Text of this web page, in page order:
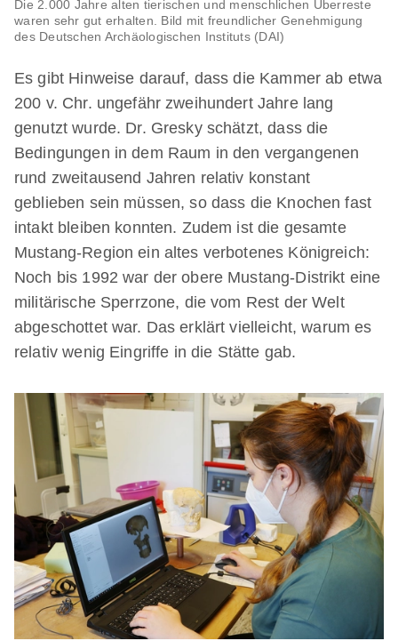
Die 2.000 Jahre alten tierischen und menschlichen Überreste
waren sehr gut erhalten. Bild mit freundlicher Genehmigung
des Deutschen Archäologischen Instituts (DAI)
Es gibt Hinweise darauf, dass die Kammer ab etwa
200 v. Chr. ungefähr zweihundert Jahre lang
genutzt wurde. Dr. Gresky schätzt, dass die
Bedingungen in dem Raum in den vergangenen
rund zweitausend Jahren relativ konstant
geblieben sein müssen, so dass die Knochen fast
intakt bleiben konnten. Zudem ist die gesamte
Mustang-Region ein altes verbotenes Königreich:
Noch bis 1992 war der obere Mustang-Distrikt eine
militärische Sperrzone, die vom Rest der Welt
abgeschottet war. Das erklärt vielleicht, warum es
relativ wenig Eingriffe in die Stätte gab.